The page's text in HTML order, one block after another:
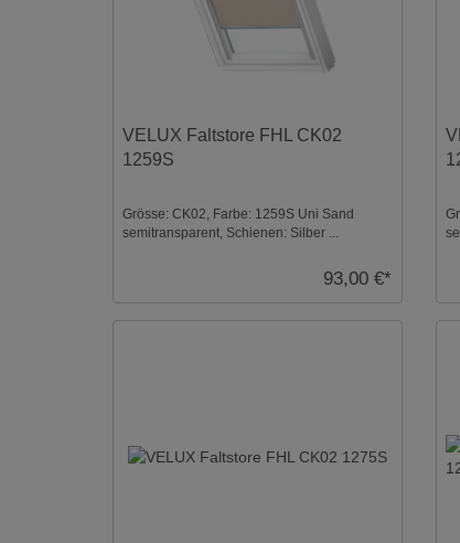
VELUX Faltstore FHL CK02
1259S
Grösse: CK02, Farbe: 1259S Uni Sand
semitransparent, Schienen: Silber ...
93,00 €*